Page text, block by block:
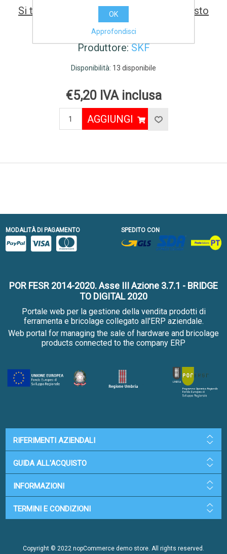
Si tratta della prima recensione per questo
prodotto
Produttore: SKF
Disponibilità: 13 disponibile
€5,20 IVA inclusa
AGGIUNGI
MODALITÀ DI PAGAMENTO SPEDITO CON
POR FESR 2014-2020. Asse III Azione 3.7.1 - BRIDGE
TO DIGITAL 2020
Portale web per la gestione della vendita prodotti di
ferramenta e bricolage collegato all'ERP aziendale.
Web portal for managing the sale of hardware and bricolage
products connected to the company ERP
RIFERIMENTI AZIENDALI
GUIDA ALL'ACQUISTO
INFORMAZIONI
TERMINI E CONDIZIONI
Copyright © 2022 nopCommerce demo store. All rights reserved.
OK
Approfondisci